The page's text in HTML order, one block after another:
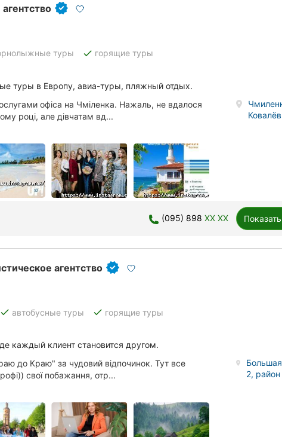
туры done горящие туры
туры в Европу, авиа-туры, пляжный отдых.
офіса на Чміленка. Нажаль, не вдалося
році, але дівчатам вд...
(095) 898 XX XX
агентство
done автобусные туры done горящие туры
каждый клиент становится другом.
до Краю" за чудовий відпочинок. Тут все
свої побажання, отр...
2,